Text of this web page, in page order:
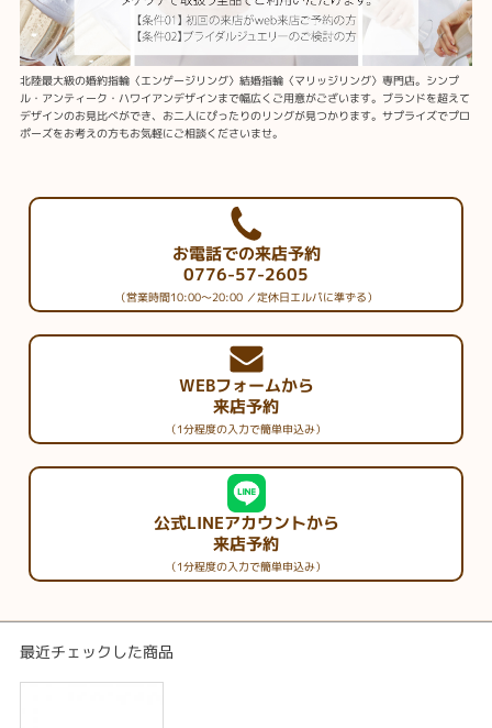
北陸最大級の婚約指輪〈エンゲージリング〉結婚指輪〈マリッジリング〉専門店。シンプ
ル・アンティーク・ハワイアンデザインまで幅広くご用意がございます。ブランドを超えて
デザインのお見比べができ、お二人にぴったりのリングが見つかります。サプライズでプロ
ポーズをお考えの方もお気軽にご相談くださいませ。
お電話での来店予約
0776-57-2605
（営業時間10:00～20:00 ／定休日エルパに準ずる）
WEBフォームから
来店予約
（1分程度の入力で簡単申込み）
公式LINEアカウントから
来店予約
（1分程度の入力で簡単申込み）
最近チェックした商品